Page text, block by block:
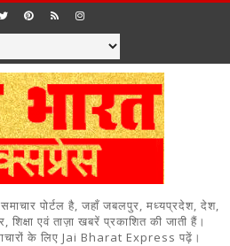
पोर्टल है, जहाँ जबलपुर, मध्यप्रदेश, देश,
शिक्षा एवं ताज़ा खबरें प्रकाशित की जाती हैं।
के लिए Jai Bharat Express पढ़ें।